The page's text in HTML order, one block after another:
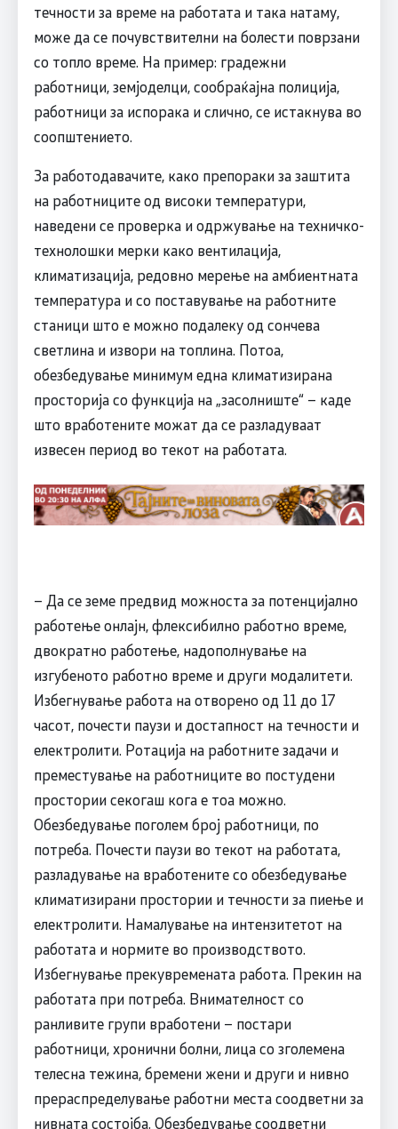
течности за време на работата и така натаму,
може да се почувствителни на болести поврзани
со топло време. На пример: градежни
работници, земјоделци, сообраќајна полиција,
работници за испорака и слично, се истакнува во
соопштението.
За работодавачите, како препораки за заштита
на работниците од високи температури,
наведени се проверка и одржување на техничко-
технолошки мерки како вентилација,
климатизација, редовно мерење на амбиентната
температура и со поставување на работните
станици што е можно подалеку од сончева
светлина и извори на топлина. Потоа,
обезбедување минимум една климатизирана
просторија со функција на „засолниште“ – каде
што вработените можат да се разладуваат
извесен период во текот на работата.
– Да се земе предвид можноста за потенцијално
работење онлајн, флексибилно работно време,
двократно работење, надополнување на
изгубеното работно време и други модалитети.
Избегнување работа на отворено од 11 до 17
часот, почести паузи и достапност на течности и
електролити. Ротација на работните задачи и
преместување на работниците во постудени
простории секогаш кога е тоа можно.
Обезбедување поголем број работници, по
потреба. Почести паузи во текот на работата,
разладување на вработените со обезбедување
климатизирани простории и течности за пиење и
електролити. Намалување на интензитетот на
работата и нормите во производството.
Избегнување прекувремената работа. Прекин на
работата при потреба. Внимателност со
ранливите групи вработени – постари
работници, хронични болни, лица со зголемена
телесна тежина, бремени жени и други и нивно
прераспределување работни места соодветни за
нивната состојба. Обезбедување соодветни